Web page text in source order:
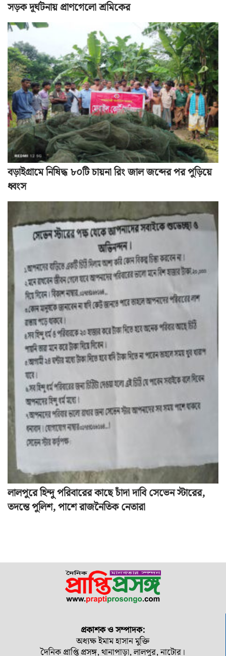
সড়ক দূর্ঘটনায় প্রাণগেলো শ্রমিকের
বড়াইগ্রামে নিষিদ্ধ ৮০টি চায়না রিং জাল জব্দের পর পুড়িয়ে
ধ্বংস
লালপুরে হিন্দু পরিবারের কাছে চাঁদা দাবি সেভেন স্টারের,
তদন্তে পুলিশ, পাশে রাজনৈতিক নেতারা
প্রকাশক ও সম্পাদক:
অধ্যক্ষ ইমাম হাসান মুক্তি
দৈনিক প্রাপ্তি প্রসঙ্গ, থানাপাড়া, লালপুর, নাটোর।